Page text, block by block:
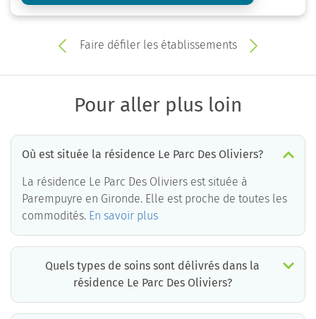
Faire défiler les établissements
Pour aller plus loin
Où est située la résidence Le Parc Des Oliviers?
La résidence Le Parc Des Oliviers est située à
Parempuyre en Gironde. Elle est proche de toutes les
commodités. En savoir plus
Quels types de soins sont délivrés dans la
résidence Le Parc Des Oliviers?